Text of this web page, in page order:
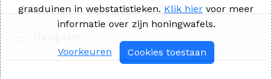
grasduinen in webstatistieken. Klik hier voor meer
informatie over zijn honingwafels.
Voorkeuren Cookies toestaan